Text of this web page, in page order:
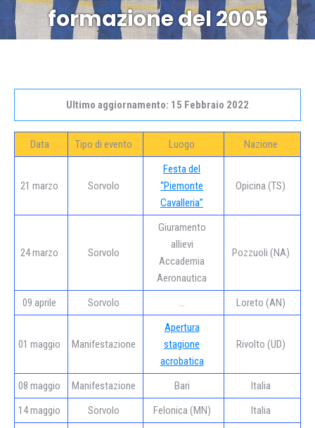
formazione del 2005
Ultimo aggiornamento: 15 Febbraio 2022
Data Tipo di evento Luogo Nazione
21 marzo Sorvolo
Festa del
“Piemonte
Cavalleria”
Opicina (TS)
24 marzo Sorvolo
Giuramento
allievi
Accademia
Aeronautica
Pozzuoli (NA)
09 aprile Sorvolo … Loreto (AN)
01 maggio Manifestazione
Apertura
stagione
acrobatica
Rivolto (UD)
08 maggio Manifestazione Bari
Italia
14 maggio
Sorvolo Felonica (MN)
Italia